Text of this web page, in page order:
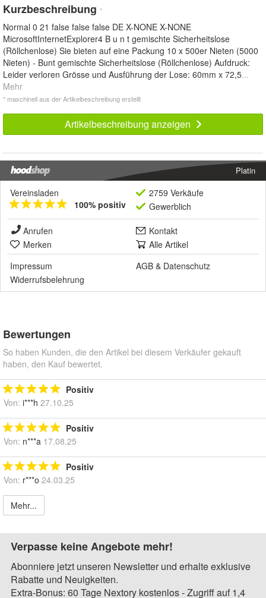
Kurzbeschreibung *
Normal 0 21 false false false DE X-NONE X-NONE
MicrosoftInternetExplorer4 B u n t gemischte Sicherheitslose
(Röllchenlose) Sie bieten auf eine Packung 10 x 500er Nieten (5000
Nieten) - Bunt gemischte Sicherheitslose (Röllchenlose) Aufdruck:
Leider verloren Grösse und Ausführung der Lose: 60mm x 72,5...
Mehr
* maschinell aus der Artikelbeschreibung erstellt
Artikelbeschreibung anzeigen
Platin
Vereinsladen
100% positiv
2759 Verkäufe
Gewerblich
Anrufen
Kontakt
Merken
Alle Artikel
Impressum
AGB & Datenschutz
Widerrufsbelehrung
Bewertungen
So haben Kunden, die den Artikel bei diesem Verkäufer gekauft
haben, den Kauf bewertet.
Positiv
Von: i***h 27.10.25
Positiv
Von: n***a 17.08.25
Positiv
Von: r***o 24.03.25
Mehr...
Verpasse keine Angebote mehr!
Abonniere jetzt unseren Newsletter und erhalte exklusive
Rabatte und Neuigkeiten.
Extra-Bonus: 60 Tage Nextory kostenlos - Zugriff auf 1,4